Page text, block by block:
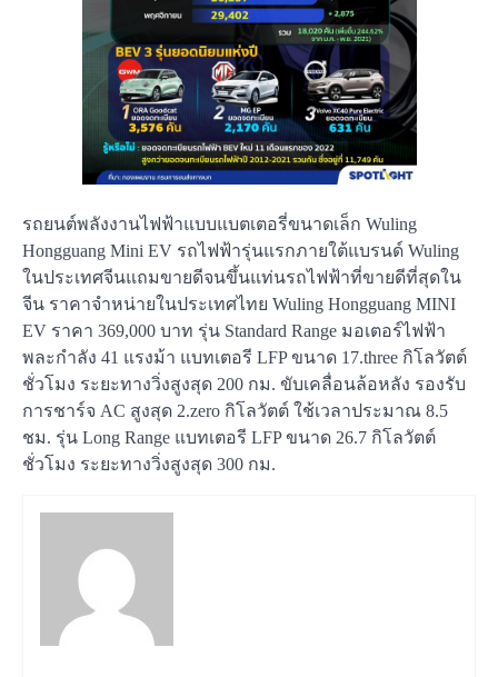
รถยนต์พลังงานไฟฟ้าแบบแบตเตอรี่ขนาดเล็ก Wuling
Hongguang Mini EV รถไฟฟ้ารุ่นแรกภายใต้แบรนด์ Wuling
ในประเทศจีนแถมขายดีจนขึ้นแท่นรถไฟฟ้าที่ขายดีที่สุดใน
จีน ราคาจำหน่ายในประเทศไทย Wuling Hongguang MINI
EV ราคา 369,000 บาท รุ่น Standard Range มอเตอร์ไฟฟ้า
พละกำลัง 41 แรงม้า แบทเตอรี LFP ขนาด 17.three กิโลวัตต์
ชั่วโมง ระยะทางวิ่งสูงสุด 200 กม. ขับเคลื่อนล้อหลัง รองรับ
การชาร์จ AC สูงสุด 2.zero กิโลวัตต์ ใช้เวลาประมาณ 8.5
ชม. รุ่น Long Range แบทเตอรี LFP ขนาด 26.7 กิโลวัตต์
ชั่วโมง ระยะทางวิ่งสูงสุด 300 กม.